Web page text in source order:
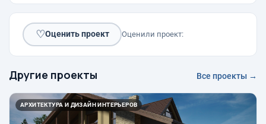
♡Оценить проект Оценили проект:
Другие проекты Все проекты →
АРХИТЕКТУРА И ДИЗАЙН ИНТЕРЬЕРОВ